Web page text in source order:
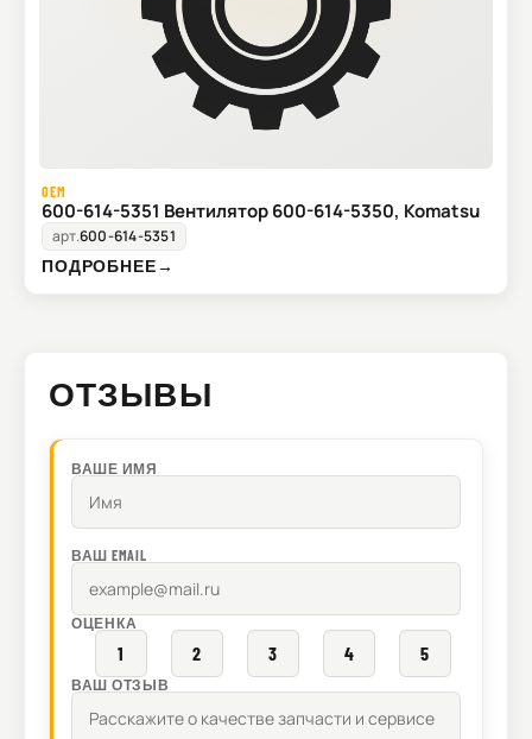
OEM
600-614-5351 Вентилятор 600-614-5350, Komatsu
арт.600-614-5351
ПОДРОБНЕЕ→
ОТЗЫВЫ
ВАШЕ ИМЯ
ВАШ EMAIL
ОЦЕНКА
1 2 3 4 5
ВАШ ОТЗЫВ